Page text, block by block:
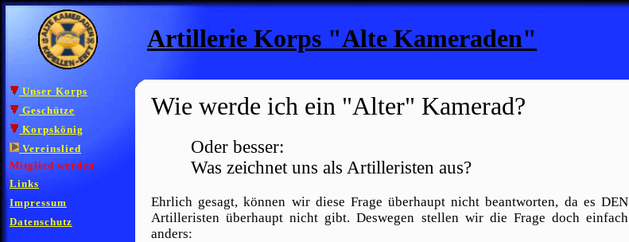
Wie werde ich ein "Alter" Kamerad?
Oder besser:
Was zeichnet uns als Artilleristen aus?
Ehrlich gesagt, können wir diese Frage überhaupt nicht beantworten, da es DEN
Artilleristen überhaupt nicht gibt. Deswegen stellen wir die Frage doch einfach
anders:
Unser Korps
Geschütze
Korpskönig
Vereinslied
Mitglied werden
Links
Impressum
Datenschutz
Artillerie Korps "Alte Kameraden"